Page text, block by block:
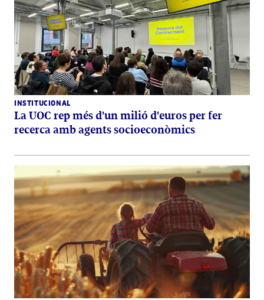
INSTITUCIONAL
La UOC rep més d'un milió d'euros per fer
recerca amb agents socioeconòmics